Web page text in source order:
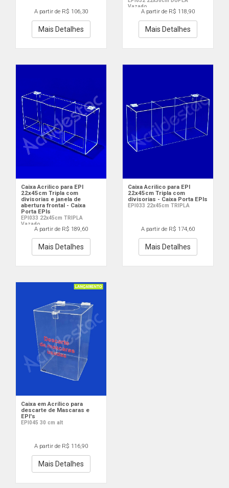
A partir de R$ 106,30
Mais Detalhes
Vazado
A partir de R$ 118,90
Mais Detalhes
Caixa Acrilico para EPI
22x45cm Tripla com
divisorias e janela de
abertura frontal - Caixa
Porta EPIs
EPI033 22x45cm TRIPLA
Vazado
A partir de R$ 189,60
Mais Detalhes
Caixa Acrilico para EPI
22x45cm Tripla com
divisorias - Caixa Porta EPIs
EPI033 22x45cm TRIPLA
A partir de R$ 174,60
Mais Detalhes
Caixa em Acrílico para
descarte de Mascaras e
EPI's
EPI045 30 cm alt
A partir de R$ 116,90
Mais Detalhes